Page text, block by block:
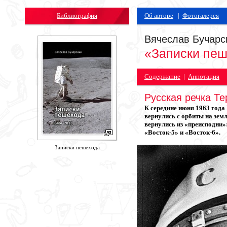
Библиография
Записки пешехода
Об авторе | Фотогалерея
Вячеслав
«Записки
Содержание | Аннотация
Русская речка
К середине июня 1963
вернулись с орбиты на
вернулись из
«Восток-5» и «Восток-6».